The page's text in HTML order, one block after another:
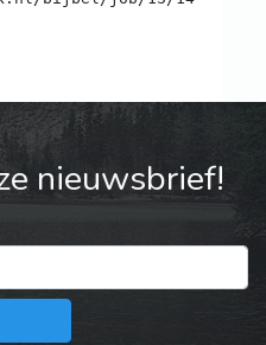
nieuwsbrief!